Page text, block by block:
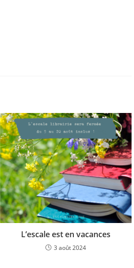
L’escale est en vacances
3 août 2024